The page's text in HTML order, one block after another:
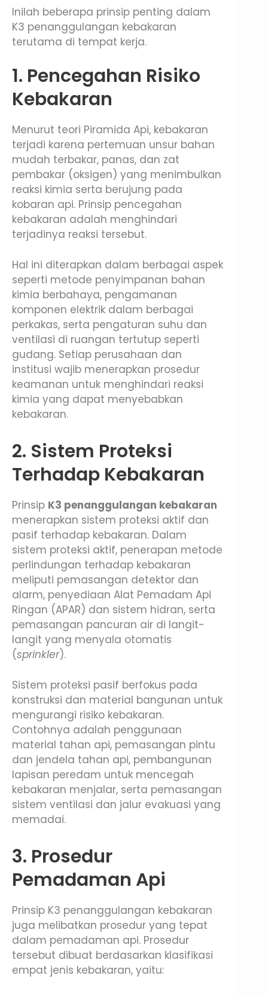
Inilah beberapa prinsip penting dalam
K3 penanggulangan kebakaran
terutama di tempat kerja.
1. Pencegahan Risiko
Kebakaran
Menurut teori Piramida Api, kebakaran
terjadi karena pertemuan unsur bahan
mudah terbakar, panas, dan zat
pembakar (oksigen) yang menimbulkan
reaksi kimia serta berujung pada
kobaran api. Prinsip pencegahan
kebakaran adalah menghindari
terjadinya reaksi tersebut.
Hal ini diterapkan dalam berbagai aspek
seperti metode penyimpanan bahan
kimia berbahaya, pengamanan
komponen elektrik dalam berbagai
perkakas, serta pengaturan suhu dan
ventilasi di ruangan tertutup seperti
gudang. Setiap perusahaan dan
institusi wajib menerapkan prosedur
keamanan untuk menghindari reaksi
kimia yang dapat menyebabkan
kebakaran.
2. Sistem Proteksi
Terhadap Kebakaran
Prinsip K3 penanggulangan kebakaran
menerapkan sistem proteksi aktif dan
pasif terhadap kebakaran. Dalam
sistem proteksi aktif, penerapan metode
perlindungan terhadap kebakaran
meliputi pemasangan detektor dan
alarm, penyediaan Alat Pemadam Api
Ringan (APAR) dan sistem hidran, serta
pemasangan pancuran air di langit-
langit yang menyala otomatis
(sprinkler).
Sistem proteksi pasif berfokus pada
konstruksi dan material bangunan untuk
mengurangi risiko kebakaran.
Contohnya adalah penggunaan
material tahan api, pemasangan pintu
dan jendela tahan api, pembangunan
lapisan peredam untuk mencegah
kebakaran menjalar, serta pemasangan
sistem ventilasi dan jalur evakuasi yang
memadai.
3. Prosedur
Pemadaman Api
Prinsip K3 penanggulangan kebakaran
juga melibatkan prosedur yang tepat
dalam pemadaman api. Prosedur
tersebut dibuat berdasarkan klasifikasi
empat jenis kebakaran, yaitu: